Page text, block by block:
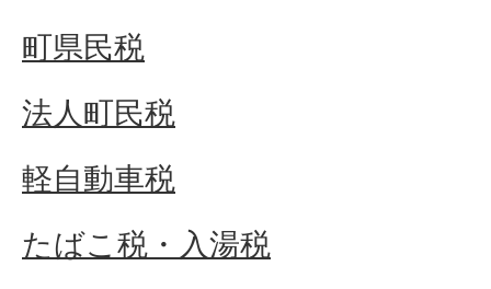
町県民税
法人町民税
軽自動車税
たばこ税・入湯税